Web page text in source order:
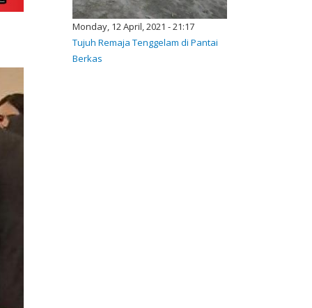
Monday, 12 April, 2021 - 21:17
Tujuh Remaja Tenggelam di Pantai
Berkas